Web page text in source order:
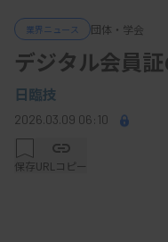
業界ニュース 団体・学会
デジタル会員
日臨技
2026.03.09 06:10
保存URLコピー